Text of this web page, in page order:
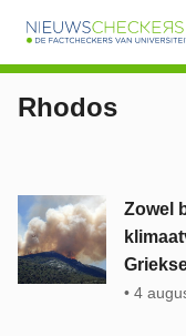
Rhodos
Zowel
4